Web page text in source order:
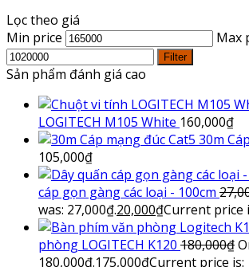
Lọc theo giá
Min price
Max
Filter
Sản phẩm đánh giá cao
LOGITECH M105 White 160,000₫
30m
105,000₫
cáp gọn gàng các loại - 100cm
was: 27,000₫.20,000₫Current price
phòng LOGITECH K120 180,000₫
180,000₫.175,000₫Current price is: